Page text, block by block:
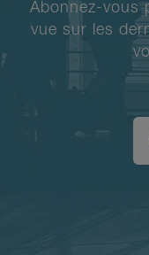
Abonnez-vous
vue sur les